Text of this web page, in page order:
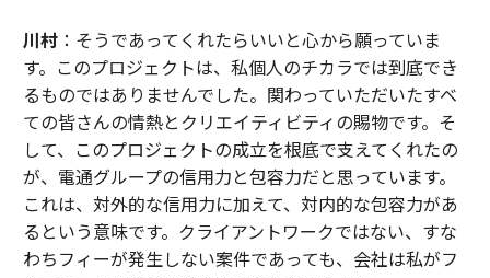
川村：そうであってくれたらいいと心から願っていま
す。このプロジェクトは、私個人のチカラでは到底でき
るものではありませんでした。関わっていただいたすべ
ての皆さんの情熱とクリエイティビティの賜物です。そ
して、このプロジェクトの成立を根底で支えてくれたの
が、電通グループの信用力と包容力だと思っています。
これは、対外的な信用力に加えて、対内的な包容力があ
るという意味です。クライアントワークではない、すな
わちフィーが発生しない案件であっても、会社は私がフ